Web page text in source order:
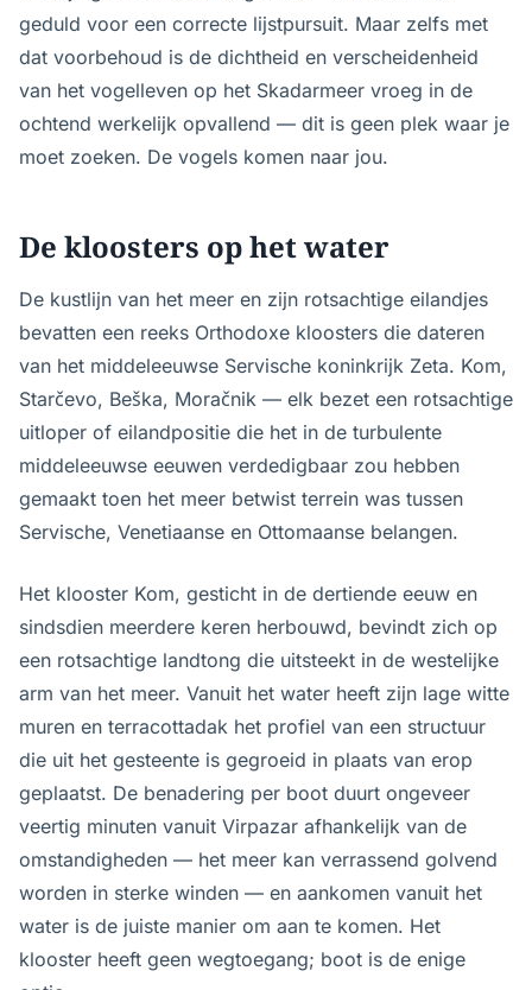
geduld voor een correcte lijstpursuit. Maar zelfs met
dat voorbehoud is de dichtheid en verscheidenheid
van het vogelleven op het Skadarmeer vroeg in de
ochtend werkelijk opvallend — dit is geen plek waar je
moet zoeken. De vogels komen naar jou.
De kloosters op het water
De kustlijn van het meer en zijn rotsachtige eilandjes
bevatten een reeks Orthodoxe kloosters die dateren
van het middeleeuwse Servische koninkrijk Zeta. Kom,
Starčevo, Beška, Moračnik — elk bezet een rotsachtige
uitloper of eilandpositie die het in de turbulente
middeleeuwse eeuwen verdedigbaar zou hebben
gemaakt toen het meer betwist terrein was tussen
Servische, Venetiaanse en Ottomaanse belangen.
Het klooster Kom, gesticht in de dertiende eeuw en
sindsdien meerdere keren herbouwd, bevindt zich op
een rotsachtige landtong die uitsteekt in de westelijke
arm van het meer. Vanuit het water heeft zijn lage witte
muren en terracottadak het profiel van een structuur
die uit het gesteente is gegroeid in plaats van erop
geplaatst. De benadering per boot duurt ongeveer
veertig minuten vanuit Virpazar afhankelijk van de
omstandigheden — het meer kan verrassend golvend
worden in sterke winden — en aankomen vanuit het
water is de juiste manier om aan te komen. Het
klooster heeft geen wegtoegang; boot is de enige